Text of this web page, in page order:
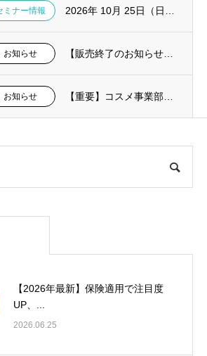
ミナー情報 2026年 10月 25日（日）失敗しないデジタル総義歯導入の実践解説セミナー in東...
お知らせ 【販売終了のお知らせ】口腔内絆創膏オーラエイド
お知らせ 【重要】コスメ事業部：夏季における送料についてのお知らせ
【2026年最新】保険適用で注目度
UP、...
2026.06.25